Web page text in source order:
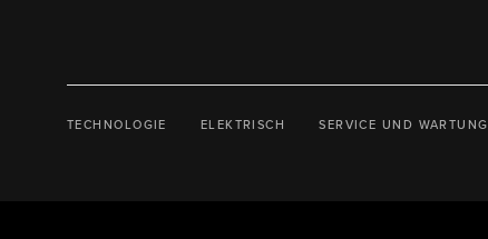
TECHNOLOGIE ELEKTRISCH SERVICE UND WARTUNG